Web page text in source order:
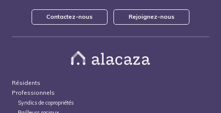
Contactez-nous Rejoignez-nous
Résidents
Professionnels
Syndics de copropriétés